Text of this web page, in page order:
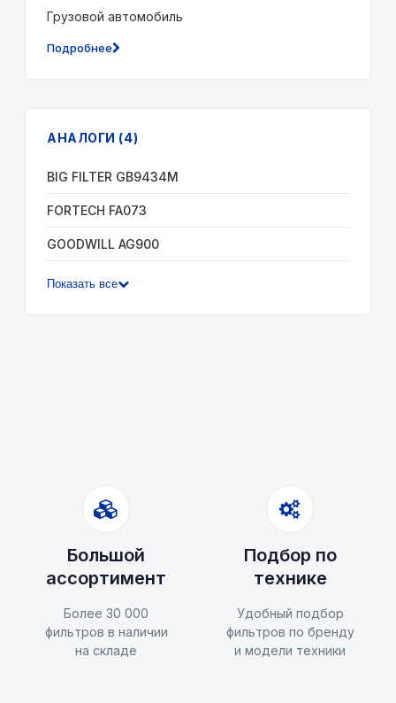
Грузовой автомобиль
Подробнее
АНАЛОГИ (4)
BIG FILTER GB9434M
FORTECH FA073
GOODWILL AG900
Показать все
Большой
ассортимент
Более 30 000
фильтров в наличии
на складе
Подбор по
технике
Удобный подбор
фильтров по бренду
и модели техники